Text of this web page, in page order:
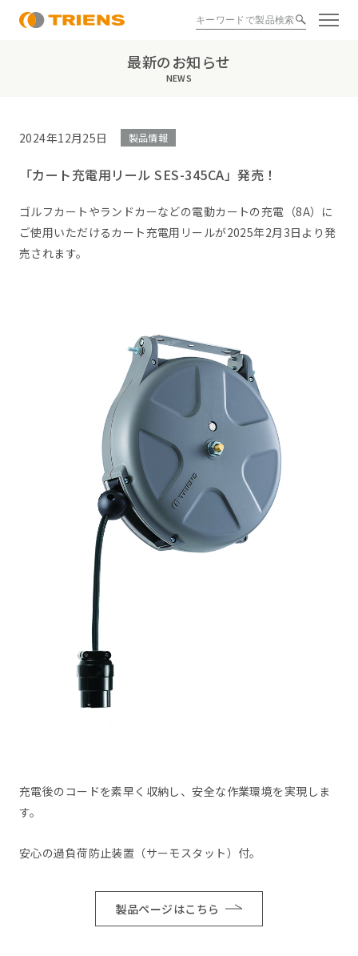
最新のお知らせ
NEWS
2024年12月25日 製品情報
「カート充電用リール SES-345CA」発売！
ゴルフカートやランドカーなどの電動カートの充電（8A）に
ご使用いただけるカート充電用リールが2025年2月3日より発
売されます。
充電後のコードを素早く収納し、安全な作業環境を実現しま
す。
安心の過負荷防止装置（サーモスタット）付。
製品ページはこちら